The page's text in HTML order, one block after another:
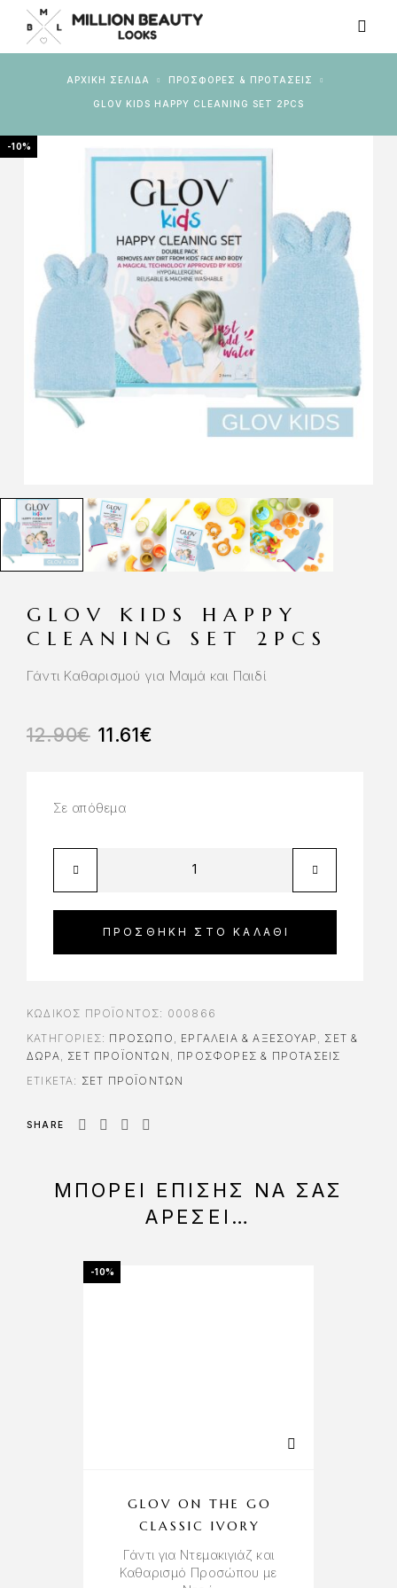
ΑΡΧΙΚΉ ΣΕΛΊΔΑ ΠΡΟΣΦΟΡΕΣ & ΠΡΟΤΑΣΕΙΣ
GLOV KIDS HAPPY CLEANING SET 2PCS
-10%
GLOV KIDS HAPPY
CLEANING SET 2PCS
Γάντι Καθαρισμού για Μαμά και Παιδί
12.90€ 11.61€
Σε απόθεμα
ΠΡΟΣΘΉΚΗ ΣΤΟ ΚΑΛΆΘΙ
ΚΩΔΙΚΌΣ ΠΡΟΪΌΝΤΟΣ: 000866
ΚΑΤΗΓΟΡΊΕΣ: ΠΡΟΣΩΠΟ ΕΡΓΑΛΕΊΑ & ΑΞΕΣΟΥΆΡ
ΣΕΤ &
ΔΏΡΑ
ΣΕΤ ΠΡΟΪΌΝΤΩΝ
ΠΡΟΣΦΟΡΕΣ & ΠΡΟΤΑΣΕΙΣ
ΕΤΙΚΈΤΑ: ΣΕΤ ΠΡΟΪΌΝΤΩΝ
SHARE
ΜΠΟΡΕΊ ΕΠΊΣΗΣ ΝΑ ΣΑΣ
ΑΡΈΣΕΙ…
-10%
GLOV ON THE GO
CLASSIC IVORY
Γάντι για Ντεμακιγιάζ και
Καθαρισμό Προσώπου με